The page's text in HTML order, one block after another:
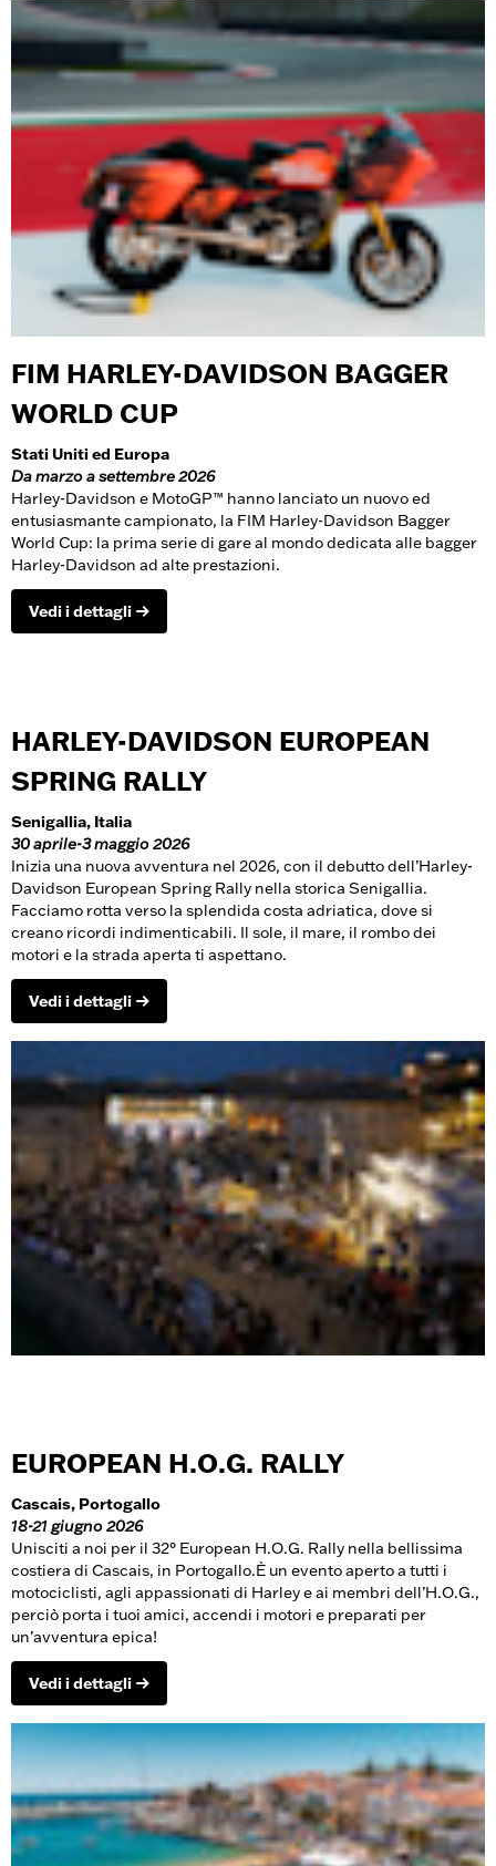
FIM HARLEY-DAVIDSON BAGGER
WORLD CUP
Stati Uniti ed Europa
Da marzo a settembre 2026
Harley-Davidson e MotoGP™ hanno lanciato un nuovo ed
entusiasmante campionato, la FIM Harley-Davidson Bagger
World Cup: la prima serie di gare al mondo dedicata alle bagger
Harley-Davidson ad alte prestazioni.
Vedi i dettagli
HARLEY-DAVIDSON EUROPEAN
SPRING RALLY
Senigallia, Italia
30 aprile-3 maggio 2026
Inizia una nuova avventura nel 2026, con il debutto dell’Harley-
Davidson European Spring Rally nella storica Senigallia.
Facciamo rotta verso la splendida costa adriatica, dove si
creano ricordi indimenticabili. Il sole, il mare, il rombo dei
motori e la strada aperta ti aspettano.
Vedi i dettagli
EUROPEAN H.O.G. RALLY
Cascais, Portogallo
18-21 giugno 2026
Unisciti a noi per il 32° European H.O.G. Rally nella bellissima
costiera di Cascais, in Portogallo.È un evento aperto a tutti i
motociclisti, agli appassionati di Harley e ai membri dell’H.O.G.,
perciò porta i tuoi amici, accendi i motori e preparati per
un’avventura epica!
Vedi i dettagli